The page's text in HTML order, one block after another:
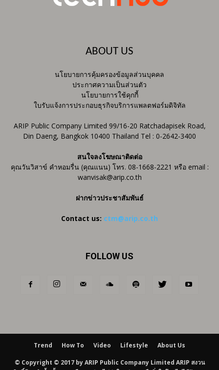
ABOUT US
นโยบายการคุ้มครองข้อมูลส่วนบุคคล
ประกาศความเป็นส่วนตัว
นโยบายการใช้คุกกี้
ใบรับแจ้งการประกอบธุรกิจบริการแพลตฟอร์มดิจิทัล
ARIP Public Company Limited 99/16-20 Ratchadapisek Road,
Din Daeng, Bangkok 10400 Thailand Tel : 0-2642-3400
สนใจลงโฆษณาติดต่อ
คุณวันวิสาข์ คำหอมรื่น (คุณแนน) โทร. 08-1668-2221 หรือ email :
wanvisak@arip.co.th
ฝากข่าวประชาสัมพันธ์
Contact us: ctm@arip.co.th
FOLLOW US
Trend How To Video Lifestyle About Us
© Copyright © 2017 by ARIP Public Company Limited ARIP สงวน